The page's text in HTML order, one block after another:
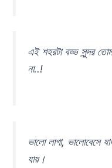
এই শহরটা বড্ড সুন্দর
না..!
ভালো লাগা, ভালোবেসে
যায়।